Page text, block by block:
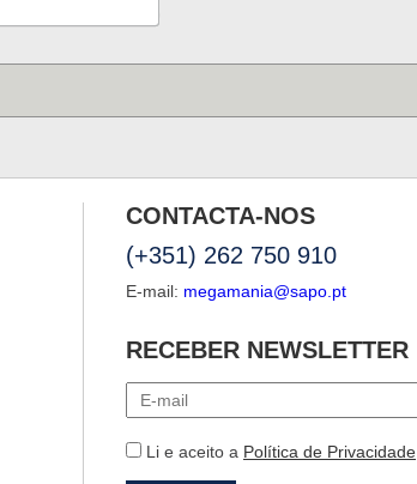
CONTACTA-NOS
(+351) 262 750 910
E-mail: megamania@sapo.pt
RECEBER NEWSLETTER
Li e aceito a Política de Privacidade